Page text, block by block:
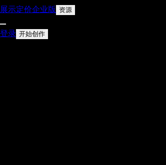
展示定价企业版 资源
登录 开始创作